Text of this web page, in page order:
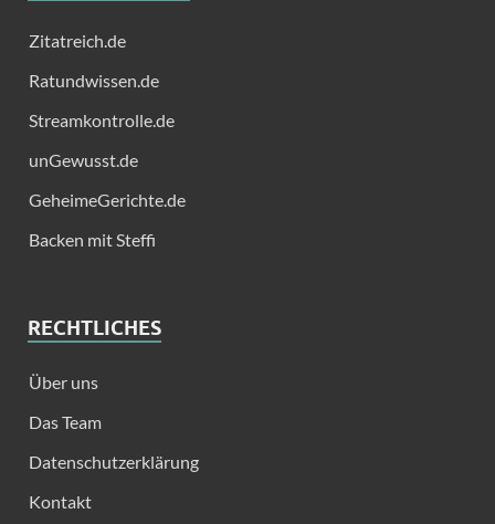
Zitatreich.de
Ratundwissen.de
Streamkontrolle.de
unGewusst.de
GeheimeGerichte.de
Backen mit Steffi
RECHTLICHES
Über uns
Das Team
Datenschutzerklärung
Kontakt